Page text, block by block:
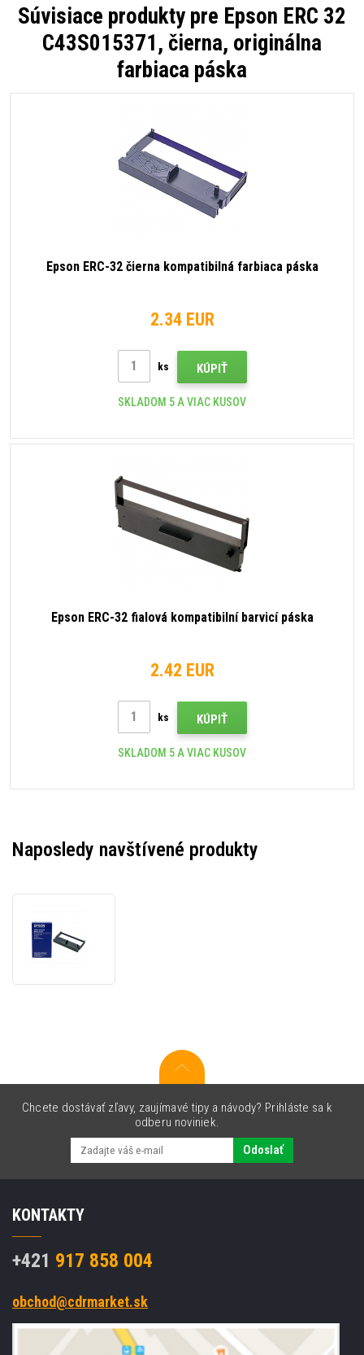
Súvisiace produkty pre Epson ERC 32
C43S015371, čierna, originálna
farbiaca páska
Epson ERC-32 čierna kompatibilná farbiaca páska
2.34 EUR
ks KÚPIŤ
SKLADOM 5 A VIAC KUSOV
Epson ERC-32 fialová kompatibilní barvicí páska
2.42 EUR
ks KÚPIŤ
SKLADOM 5 A VIAC KUSOV
Naposledy navštívené produkty
čierna,
Chcete dostávať zľavy, zaujímavé tipy a návody? Prihláste sa k
odberu noviniek.
Odoslať
KONTAKTY
+421 917 858 004
obchod@cdrmarket.sk